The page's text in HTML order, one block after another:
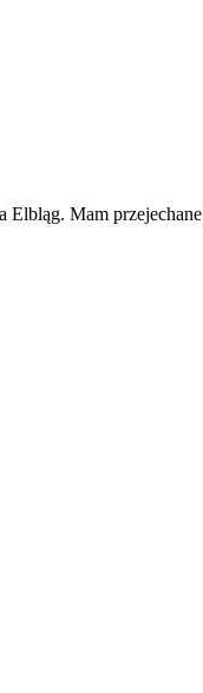
Elbląg. Mam przejechane